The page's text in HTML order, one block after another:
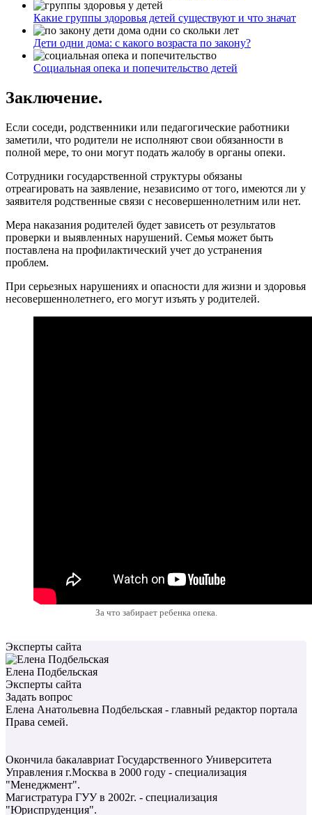
Какие группы здоровья детей существуют и что значат
Дети одни дома: с какого возраста по закону?
Социальная опека и попечительство детей
Заключение.
Если соседи, родственники или педагогические работники
заметили, что родители не исполняют свои обязанности в
полной мере, то они могут подать жалобу в органы опеки.
Сотрудники государственной структуры обязаны
отреагировать на заявление, независимо от того, имеются ли у
заявителя родственные связи с несовершеннолетним или нет.
Мера наказания родителей будет зависеть от результатов
проверки и выявленных нарушений. Семья может быть
поставлена на профилактический учет до устранения
проблем.
При серьезных нарушениях и опасности для жизни и здоровья
несовершеннолетнего, его могут изъять у родителей.
За что забирает ребенка опека.
Эксперты сайта
Елена Подбельская
Эксперты сайта
Задать вопрос
Елена Анатольевна Подбельская - главный редактор портала
Права семей.
Окончила бакалавриат Государственного Университета
Управления г.Москва в 2000 году - специализация
"Менеджмент".
Магистратура ГУУ в 2002г. - специализация
"Юриспруденция".